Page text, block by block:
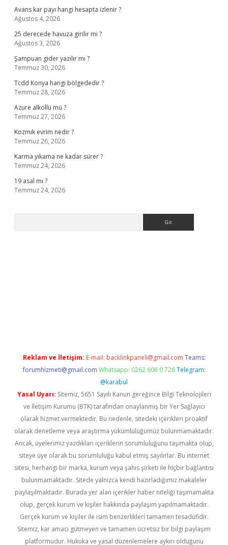
Avans kar payı hangi hesapta izlenir ?
Ağustos 4, 2026
25 derecede havuza girilir mi ?
Ağustos 3, 2026
Şampuan gider yazılır mı ?
Temmuz 30, 2026
Tcdd Konya hangi bölgededir ?
Temmuz 28, 2026
Azure alkollü mü ?
Temmuz 27, 2026
Kozmik evrim nedir ?
Temmuz 26, 2026
Karma yıkama ne kadar sürer ?
Temmuz 24, 2026
19 asal mı ?
Temmuz 24, 2026
Reklam ve İletişim: E-mail: backlinkpaneli@gmail.com Teams:
forumhizmeti@gmail.com Whatsapp: 0262 606 0 726 Telegram:
@karabul
Yasal Uyarı: Sitemiz, 5651 Sayılı Kanun gereğince Bilgi Teknolojileri
ve İletişim Kurumu (BTK) tarafından onaylanmış bir Yer Sağlayıcı
olarak hizmet vermektedir. Bu nedenle, sitedeki içerikleri proaktif
olarak denetleme veya araştırma yükümlülüğümüz bulunmamaktadır.
Ancak, üyelerimiz yazdıkları içeriklerin sorumluluğunu taşımakta olup,
siteye üye olarak bu sorumluluğu kabul etmiş sayılırlar. Bu internet
sitesi, herhangi bir marka, kurum veya şahıs şirketi ile hiçbir bağlantısı
bulunmamaktadır. Sitede yalnızca kendi hazırladığımız makaleler
paylaşılmaktadır. Burada yer alan içerikler haber niteliği taşımamakta
olup, gerçek kurum ve kişiler hakkında paylaşım yapılmamaktadır.
Gerçek kurum ve kişiler ile isim benzerlikleri tamamen tesadüfidir.
Sitemiz, kar amacı gütmeyen ve tamamen ücretsiz bir bilgi paylaşım
platformudur. Hukuka ve yasal düzenlemelere aykırı olduğunu